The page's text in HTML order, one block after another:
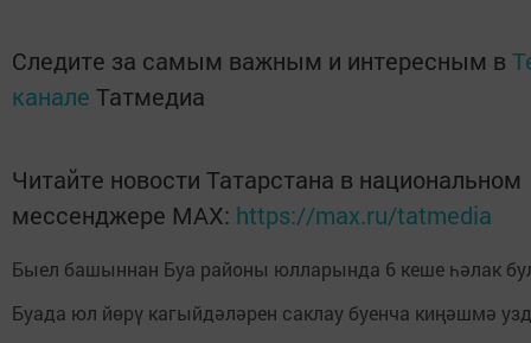
Следите за самым важным и интересным в
канале Татмедиа
Читайте новости Татарстана в национальном
мессенджере MАХ: https://max.ru/tatmedia
Быел башыннан Буа районы юлларында 6 кеше һәлак
Буада юл йөрү кагыйдәләрен саклау буенча киңәшмә